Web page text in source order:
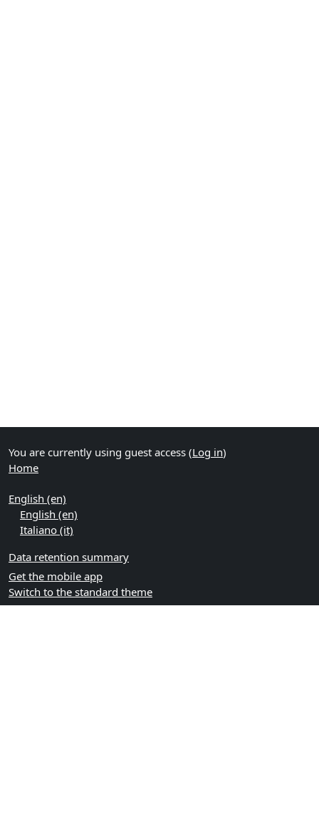
You are currently using guest access (Log in)
Home
English ‎(en)‎
English ‎(en)‎
Italiano ‎(it)‎
Data retention summary
Get the mobile app
Switch to the standard theme